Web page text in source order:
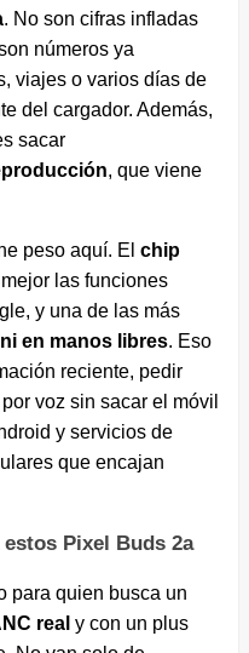
. No son cifras infladas
números ya
viajes o varios días de
del cargador. Además,
sacar
, que viene
peso aquí. El chip
las funciones
y una de las más
en manos libres. Eso
reciente, pedir
voz sin sacar el móvil
y servicios de
que encajan
Pixel Buds 2a
para quien busca un
real y con un plus